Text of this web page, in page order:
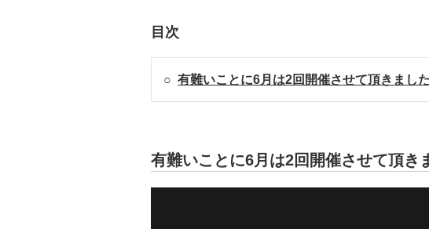
目次
○ 有難いことに6月は2回開催させて頂きました
有難いことに6月は2回開催させて頂き